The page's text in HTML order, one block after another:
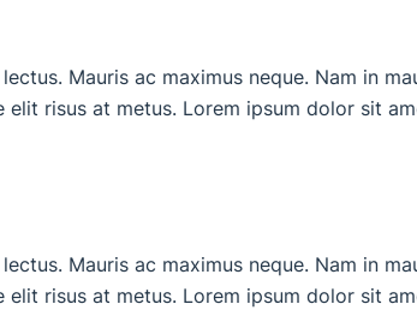
Mauris ac maximus neque. Nam in
risus at metus. Lorem ipsum dolor sit
Mauris ac maximus neque. Nam in
risus at metus. Lorem ipsum dolor sit